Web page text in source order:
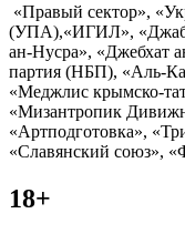
«Правый сектор»,
(УПА),«ИГИЛ»,
ан-Нусра», «Джебхат
партия (НБП), «Аль-
«Меджлис крымско-
«Мизантропик
«Артподготовка»,
«Славянский союз»,
18+